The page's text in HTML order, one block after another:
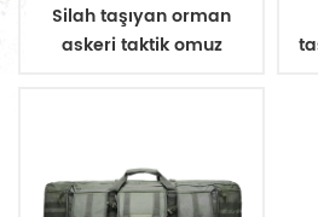
Silah taşıyan orman
askeri taktik omuz